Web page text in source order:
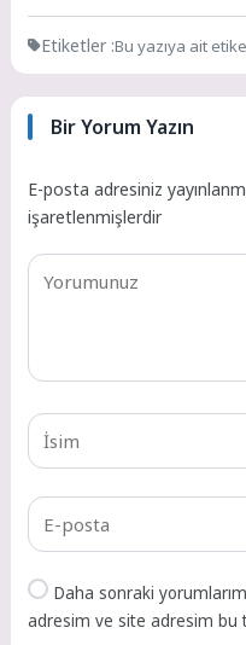
Etiketler :Bu yazıya ait
Bir Yorum Yazın
E-posta adresiniz
işaretlenmişlerdir
Daha sonraki
adresim ve site adresim bu